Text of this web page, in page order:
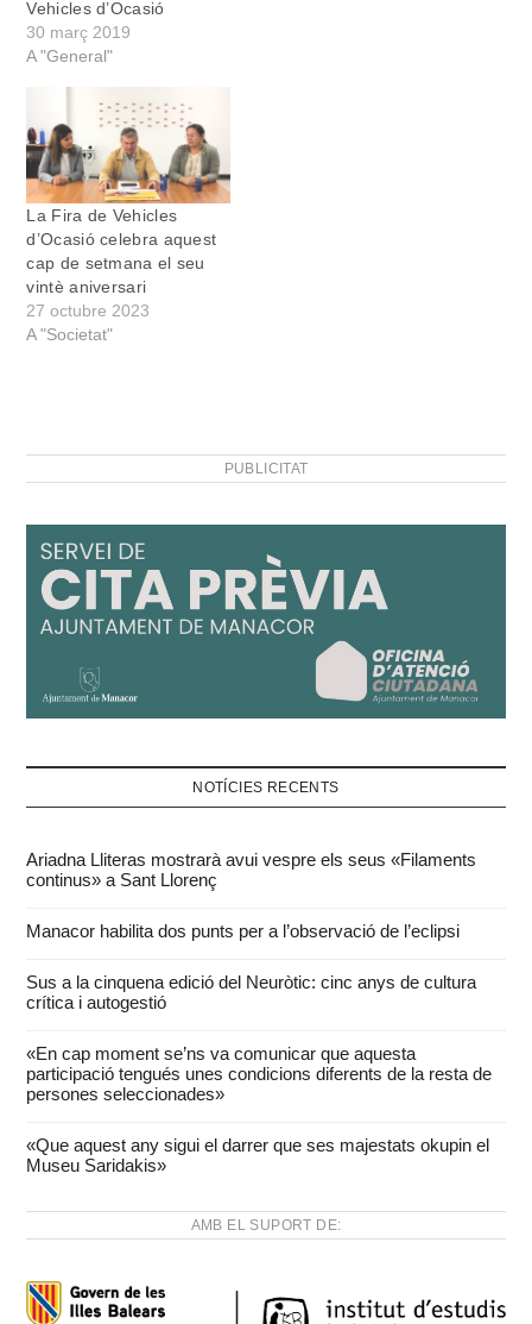
Vehicles d’Ocasió
30 març 2019
A "General"
La Fira de Vehicles
d’Ocasió celebra aquest
cap de setmana el seu
vintè aniversari
27 octubre 2023
A "Societat"
PUBLICITAT
NOTÍCIES RECENTS
Ariadna Lliteras mostrarà avui vespre els seus «Filaments
continus» a Sant Llorenç
Manacor habilita dos punts per a l’observació de l’eclipsi
Sus a la cinquena edició del Neuròtic: cinc anys de cultura
crítica i autogestió
«En cap moment se’ns va comunicar que aquesta
participació tengués unes condicions diferents de la resta de
persones seleccionades»
«Que aquest any sigui el darrer que ses majestats okupin el
Museu Saridakis»
AMB EL SUPORT DE: